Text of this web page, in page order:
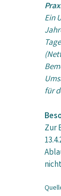
Ein
für
Zur